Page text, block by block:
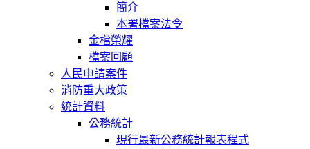
簡介
本署檔案法令
金檔榮耀
檔案回顧
人民申請案件
消防重大政策
統計資料
公務統計
現行最新公務統計報表程式